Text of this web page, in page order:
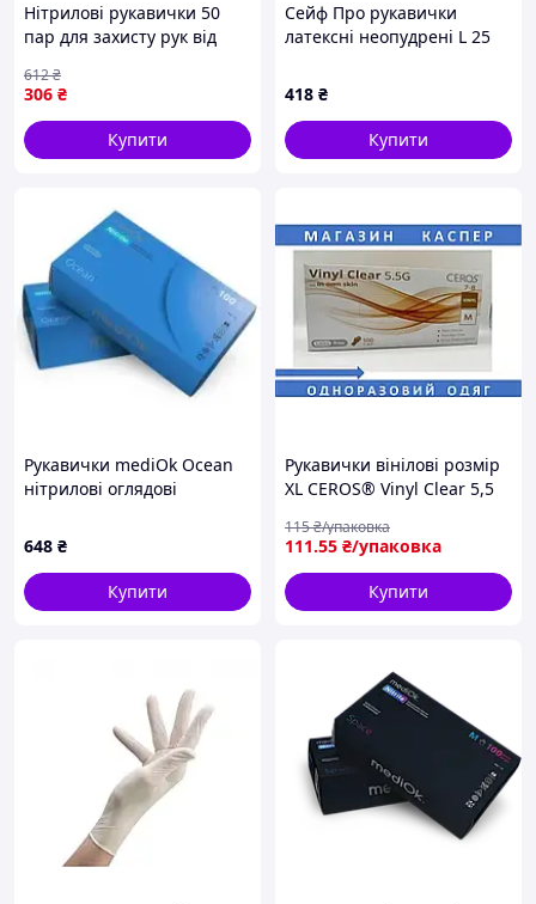
Нітрилові рукавички 50
пар для захисту рук від
нестерильні текстуровані
306 ₴
612₴
Купити
Сейф Про рукавички
латексні неопудрені L 25
418 ₴
Купити
Рукавички mediOk Ocean
нітрилові оглядові
блакитні, розмір L
BSN35BOC EAN-3 - 2 шт.
648 ₴
Купити
Рукавички вінілові розмір
XL CEROS® Vinyl Clear 5,5
медичні одноразові
неопудрені
111.55 ₴/упаковка
115₴/упаковка
Купити